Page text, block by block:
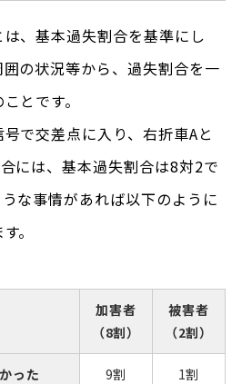
、基本過失割合を基準にし
の状況等から、過失割合を一
とです。
で交差点に入り、右折車Aと
には、基本過失割合は8対2で
な事情があれば以下のように
。
加害者
（8割）
被害者
（2割）
った 9割 1割